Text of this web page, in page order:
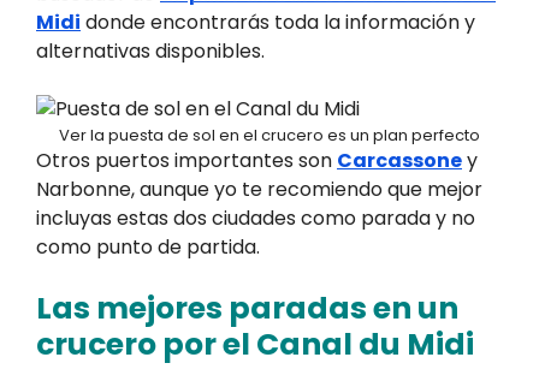
Midi donde encontrarás toda la información y
alternativas disponibles.
Ver la puesta de sol en el crucero es un plan perfecto
Otros puertos importantes son Carcassoney
Narbonne, aunque yo te recomiendo que mejor
incluyas estas dos ciudades como parada y no
como punto de partida.
Las mejores paradas en un
crucero por el Canal du Midi